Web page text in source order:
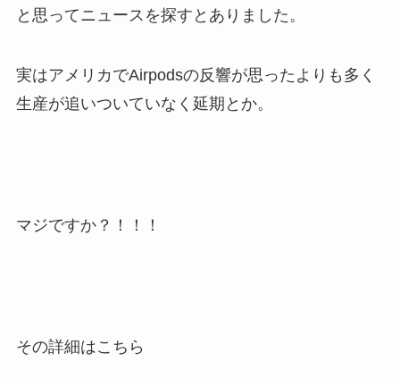
と思ってニュースを探すとありました。
実はアメリカでAirpodsの反響が思ったよりも多く
生産が追いついていなく延期とか。
マジですか？！！！
その詳細はこちら